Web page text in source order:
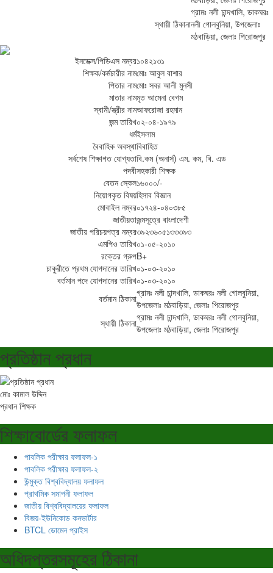
স্থায়ী ঠিকানা
গ্রামঃ নলী চান্দখালি, ডাকঘরঃ
নলী গোলবুনিয়া, উপজেলাঃ
মঠবাড়িয়া, জেলাঃ পিরোজপুর
ইনডেক্স/পিডিএস নম্বর১০৪২১৩১
শিক্ষক/কর্মচারীর নামমোঃ আবুল বাশার
পিতার নামমোঃ সবর আলী মুনসী
মাতার নামমৃত আমেনা বেগম
স্বামী/স্ত্রীর নামআফরোজা রহমান
জন্ম তারিখ০২-০৪-১৯৭৯
ধর্মইসলাম
বৈবাহিক অবস্থাবিবাহিত
সর্বশেষ শিক্ষাগত যোগ্যতাবি.কম (অনার্স) এম. কম, বি. এড
পদবীসহকারী শিক্ষক
বেতন স্কেল১৬০০০/-
নিয়োগকৃত বিষয়হিসাব বিজ্ঞান
মোবাইল নম্বর০১৭২৪-০৪০৩৮৫
জাতীয়তাজন্মসূত্রে বাংলাদেশী
জাতীয় পরিচয়পত্র নম্বর৩৯২৩৬০৫১৩৩৩৯৩
এমপিও তারিখ০১-০৫-২০১০
রক্তের গ্রুপB+
চাকুরীতে প্রথম যোগদানের তারিখ০১-০৩-২০১০
বর্তমান পদে যোগদানের তারিখ০১-০৩-২০১০
বর্তমান ঠিকানাগ্রামঃ নলী চান্দখালি, ডাকঘরঃ নলী গোলবুনিয়া,
উপজেলাঃ মঠবাড়িয়া, জেলাঃ পিরোজপুর
স্থায়ী ঠিকানাগ্রামঃ নলী চান্দখালি, ডাকঘরঃ নলী গোলবুনিয়া,
উপজেলাঃ মঠবাড়িয়া, জেলাঃ পিরোজপুর
প্রতিষ্ঠান প্রধান
মোঃ কামাল উদ্দিন
প্রধান শিক্ষক
শিক্ষাবোর্ডের ফলাফল
পাবলিক পরীক্ষার ফলাফল-১
পাবলিক পরীক্ষার ফলাফল-২
উন্মুক্ত বিশ্ববিদ্যালয় ফলাফল
প্রাথমিক সমাপনী ফলাফল
জাতীয় বিশ্ববিদ্যালয়ের ফলাফল
বিজয়-ইউনিকোড কনভার্টার
BTCL ডোমেন প্রাইস
অধিদপ্তরসমূহের ঠিকানা